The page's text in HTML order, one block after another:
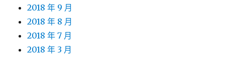
2018 年 9 月
2018 年 8 月
2018 年 7 月
2018 年 3 月